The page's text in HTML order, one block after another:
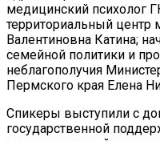
медицинский психолог
территориальный центр
Валентиновна Катина;
семейной политики и
неблагополучия
Пермского края Елена
Спикеры выступили с
государственной